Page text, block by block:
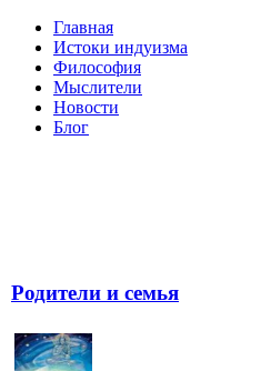
Главная
Истоки индуизма
Философия
Мыслители
Новости
Блог
Родители и семья